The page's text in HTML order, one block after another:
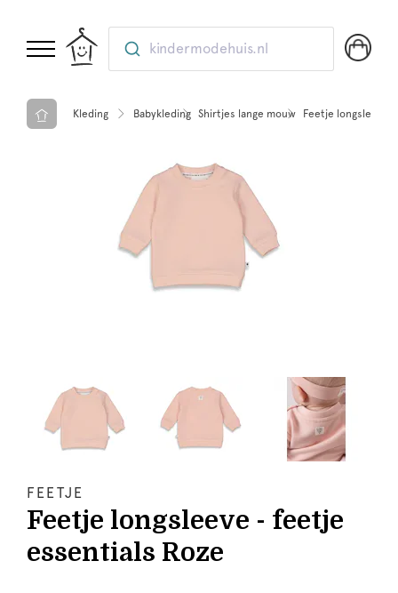
kindermodehuis.nl
Kleding Babykleding Shirtjes lange mouw Feetje longsleeve
FEETJE
Feetje longsleeve - feetje
essentials Roze